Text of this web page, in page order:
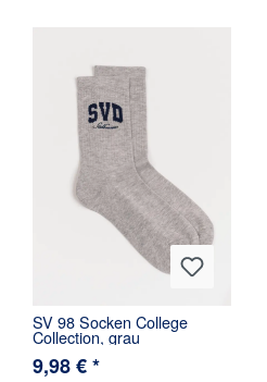
SV 98 Socken College
Collection, grau
9,98 € *